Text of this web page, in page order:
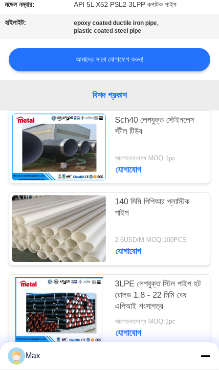
খবর
মামলা
PRIVACY
POLICY
মডেল নম্বার: API 5L X52 PSL2 3LPP কপাটক পাইপ
হাইলাইট: epoxy coated ductile iron pipe,
plastic coated steel pipe
আমাদের সাথে যোগাযোগ করুন!
বিশদ প্রকাশ
Sch40 লেপযুক্ত স্টেইনলেস
স্টীল টিউব
আলোচনাযোগ্য MOQ:1pc
যোগাযোগ
140 মিমি পিপিআর প্লাস্টিক
পাইপ
2.6USD/M MOQ:100PCS
যোগাযোগ
3LPE লেপযুক্ত স্টিল পাইপ হট
রোলড 1.8 - 22 মিমি বেধ
এপিআই শংসাপত্র
আলোচনাযোগ্য MOQ:1pc
যোগাযোগ
Max